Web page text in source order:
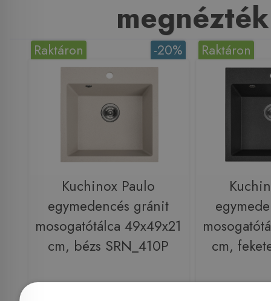
megnézték
-20%
Raktáron
Kuchinox Paulo
egymedencés gránit
mosogatótálca 49x49x21
cm, bézs SRN_410P
Raktáron
cm,